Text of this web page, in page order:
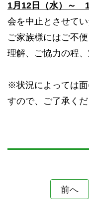
1月12日（水）～
会を中止とさせて
ご家族様にはご不
理解、ご協力の程
※状況によっては面
すので、ご了承くだ
前へ